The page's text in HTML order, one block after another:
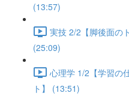
(13:57)
実技 2/2【脚後面の
(25:09)
心理学 1/2【学習の
ト】 (13:51)